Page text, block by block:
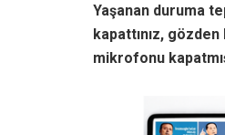
Yaşanan duruma
kapattınız,
mikrofonu